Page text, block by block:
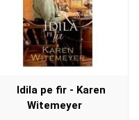
Idila pe fir - Karen
Witemeyer